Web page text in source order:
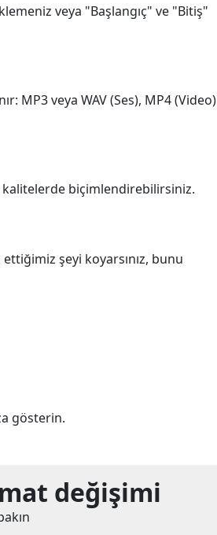
veya "Başlangıç" ve "Bitiş"
MP3 veya WAV (Ses), MP4 (Video)
biçimlendirebilirsiniz.
şeyi koyarsınız, bunu
gösterin.
değişimi